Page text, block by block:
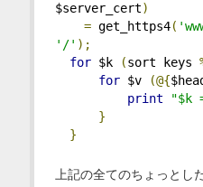
$server_cert)
= get_https4(
'/' );
for $k (sort keys
for $v (@{
print
"$k
}
}
上記の全てのちょっとし